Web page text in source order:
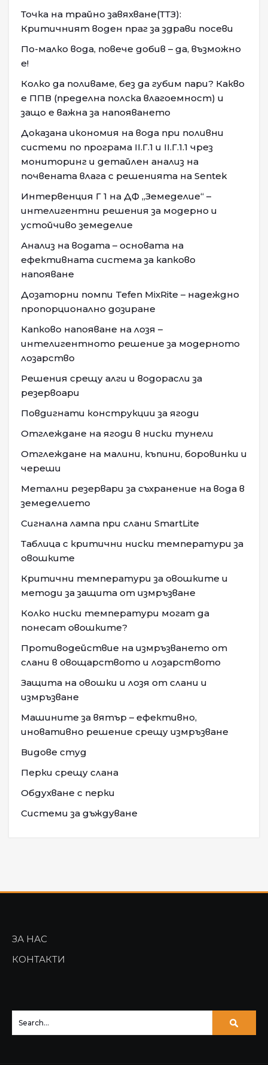
Точка на трайно завяхване(ТТЗ):
Критичният воден праг за здрави посеви
По-малко вода, повече добив – да, възможно
е!
Колко да поливаме, без да губим пари? Какво
е ППВ (пределна полска влагоемност) и
защо е важна за напояването
Доказана икономия на вода при поливни
системи по програма II.Г.1 и II.Г.1.1 чрез
мониторинг и детайлен анализ на
почвената влага с решенията на Sentek
Интервенция Г 1 на ДФ „Земеделие“ –
интелигентни решения за модерно и
устойчиво земеделие
Анализ на водата – основата на
ефективната система за капково
напояване
Дозаторни помпи Tefen MixRite – надеждно
пропорционално дозиране
Капково напояване на лозя –
интелигентното решение за модерното
лозарство
Решения срещу алги и водорасли за
резервоари
Повдигнати конструкции за ягоди
Отглеждане на ягоди в ниски тунели
Отглеждане на малини, къпини, боровинки и
череши
Метални резервари за съхранение на вода в
земеделието
Сигнална лампа при слани SmartLite
Таблица с критични ниски температури за
овошките
Критични температури за овошките и
методи за защита от измръзване
Колко ниски температури могат да
понесат овошките?
Противодействие на измръзването от
слани в овощарството и лозарството
Защита на овошки и лозя от слани и
измръзване
Машините за вятър – ефективно,
иновативно решение срещу измръзване
Видове студ
Перки срещу слана
Обдухване с перки
Системи за дъждуване
ЗА НАС
КОНТАКТИ